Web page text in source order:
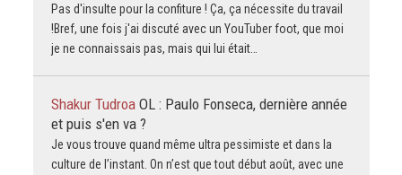
Pas d'insulte pour la confiture ! Ça, ça nécessite du travail
!Bref, une fois j'ai discuté avec un YouTuber foot, que moi
je ne connaissais pas, mais qui lui était…
Shakur Tudroa OL : Paulo Fonseca, dernière année
et puis s'en va ?
Je vous trouve quand même ultra pessimiste et dans la
culture de l’instant. On n’est que tout début août, avec une